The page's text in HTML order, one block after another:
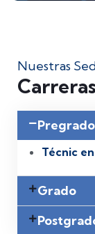
Nuestras
Pregrado
Técnic
Grado